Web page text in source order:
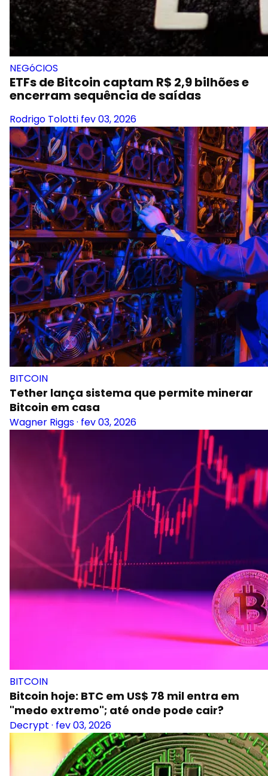
NEGóCIOS
ETFs de Bitcoin captam R$ 2,9 bilhões e
encerram sequência de saídas
Rodrigo Tolotti fev 03, 2026
BITCOIN
Tether lança sistema que permite minerar
Bitcoin em casa
Wagner Riggs· fev 03, 2026
BITCOIN
Bitcoin hoje: BTC em US$ 78 mil entra em
"medo extremo"; até onde pode cair?
Decrypt · fev 03, 2026